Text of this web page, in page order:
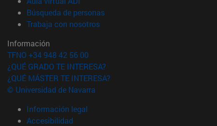
Búsqueda de personas(abre en nueva ventana)
Trabaja con nosotros(abre en nueva ventana)
Información
TFNO +34 948 42 56 00
¿QUÉ GRADO TE INTERESA?
¿QUÉ MÁSTER TE INTERESA?
© Universidad de Navarra
Información legal
Accesibilidad